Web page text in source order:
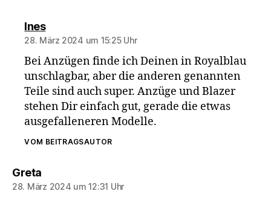
Inessagt:
28. März 2024 um 15:25 Uhr
Bei Anzügen finde ich Deinen in Royalblau
unschlagbar, aber die anderen genannten
Teile sind auch super. Anzüge und Blazer
stehen Dir einfach gut, gerade die etwas
ausgefalleneren Modelle.
VOM BEITRAGSAUTOR
Gretasagt:
28. März 2024 um 12:31 Uhr